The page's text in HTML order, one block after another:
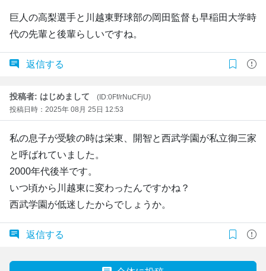
巨人の高梨選手と川越東野球部の岡田監督も早稲田大学時
代の先輩と後輩らしいですね。
返信する
投稿者: はじめまして
(ID:0Ff/rNuCFjU)
投稿日時：2025年 08月 25日 12:53
私の息子が受験の時は栄東、開智と西武学園が私立御三家
と呼ばれていました。
2000年代後半です。
いつ頃から川越東に変わったんですかね？
西武学園が低迷したからでしょうか。
返信する